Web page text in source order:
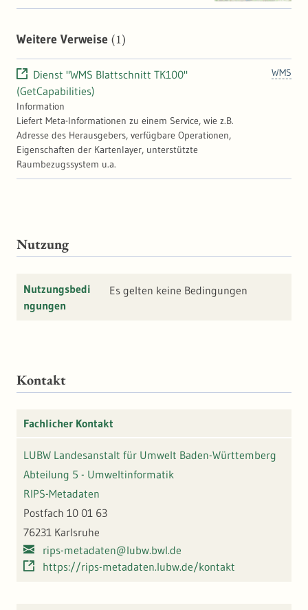
vor. Sie können beispielsweise als
verwendet werden. Als Sachinformation ist
jeweilige Ausgabejahr enthalten.
Weitere Verweise (1)
WMS
Dienst "WMS Blattschnitt TK100"
(GetCapabilities)
Information
Liefert Meta-Informationen zu einem Service, wie z.B.
Adresse des Herausgebers, verfügbare Operationen,
Eigenschaften der Kartenlayer, unterstützte
Raumbezugssystem u.a.
Nutzung
Nutzungsbedi
ngungen
Es gelten keine Bedingungen
Kontakt
Fachlicher Kontakt
LUBW Landesanstalt für Umwelt Baden-Württemberg
Abteilung 5 - Umweltinformatik
RIPS-Metadaten
Postfach 10 01 63
76231 Karlsruhe
rips-metadaten@lubw.bwl.de
https://rips-metadaten.lubw.de/kontakt